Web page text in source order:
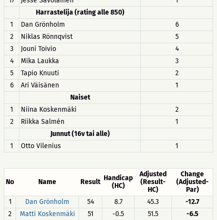
Harrastelija (rating alle 850)
1
Dan Grönholm
6
2
Niklas Rönnqvist
5
3
Jouni Toivio
4
4
Mika Laukka
3
5
Tapio Knuuti
2
6
Ari Väisänen
1
Naiset
1
Niina Koskenmäki
2
2
Riikka Salmén
1
Junnut (16v tai alle)
1
Otto Vilenius 1
No Name Result Handicap
(HC)
Adjusted
(Result-
HC)
Change
(Adjusted-
Par)
1
Dan Grönholm 54 8.7 45.3
-12.7
2
Matti Koskenmäki 51 -0.5 51.5
-6.5